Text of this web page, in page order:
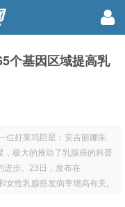
个基因区域提高乳
位好莱坞巨星：安吉丽娜朱
极大的推动了乳腺癌的科普
进步。23日，发布在
女性乳腺癌发病率增高有关。